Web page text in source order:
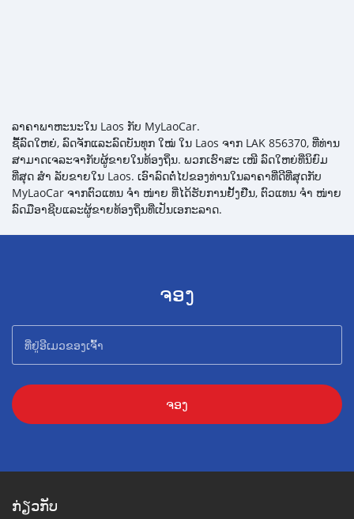
ລາຄາພາຫະນະໃນ Laos ກັບ MyLaoCar.
ຊື້ລົດໃຫຍ່, ລົດຈັກແລະລົດບັນທຸກ ໃໝ່ ໃນ Laos ຈາກ LAK 856370, ທີ່ທ່ານ
ສາມາດເຈລະຈາກັບຜູ້ຂາຍໃນທ້ອງຖິ່ນ. ພວກເຮົາສະ ເໜີ ລົດໃຫຍ່ທີ່ນິຍົມ
ທີ່ສຸດ ສຳ ລັບຂາຍໃນ Laos. ເອົາລົດຕໍ່ໄປຂອງທ່ານໃນລາຄາທີ່ດີທີ່ສຸດກັບ
MyLaoCar ຈາກຕົວແທນ ຈຳ ໜ່າຍ ທີ່ໄດ້ຮັບການຢັ້ງຢືນ, ຕົວແທນ ຈຳ ໜ່າຍ
ລົດມືອາຊີບແລະຜູ້ຂາຍທ້ອງຖິ່ນທີ່ເປັນເອກະລາດ.
ຈອງ
ຈອງ
ກ່ຽວກັບ